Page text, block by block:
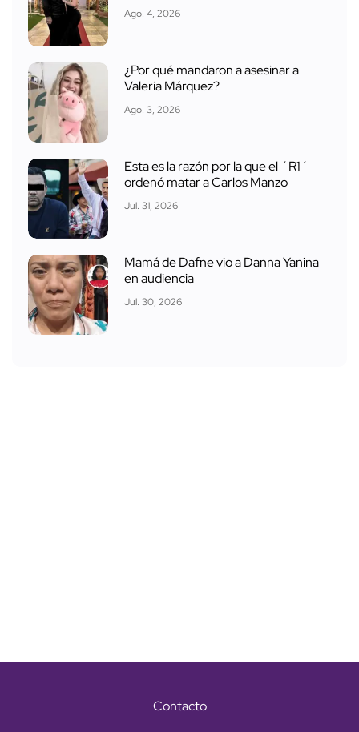
Ago. 4, 2026
¿Por qué mandaron a asesinar a
Valeria Márquez?
Ago. 3, 2026
Esta es la razón por la que el ´R1´
ordenó matar a Carlos Manzo
Jul. 31, 2026
Mamá de Dafne vio a Danna Yanina
en audiencia
Jul. 30, 2026
Contacto